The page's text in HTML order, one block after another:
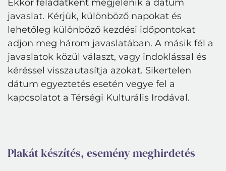
Ekkor feladatként megjelenik a dátum
javaslat. Kérjük, különböző napokat és
lehetőleg különböző kezdési időpontokat
adjon meg három javaslatában. A másik fél a
javaslatok közül választ, vagy indoklással és
kéréssel visszautasítja azokat. Sikertelen
dátum egyeztetés esetén vegye fel a
kapcsolatot a Térségi Kulturális Irodával.
Plakát készítés, esemény meghirdetés